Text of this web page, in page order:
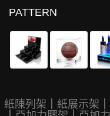
PATTERN
紙陳列架 紙展示架